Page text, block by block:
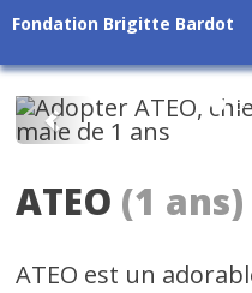
Fondation Brigitte Bardot
Précédent
ATEO (1 ans)
ATEO est un